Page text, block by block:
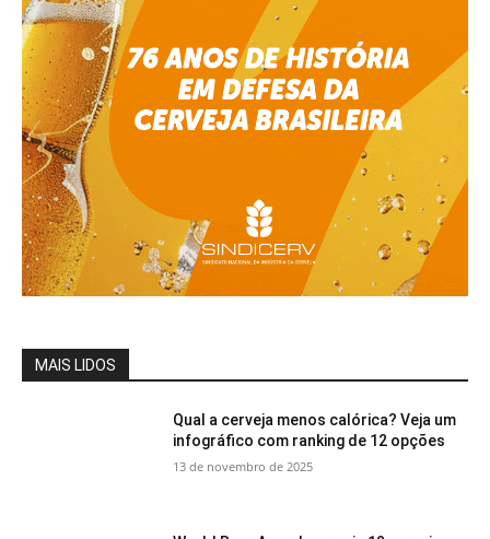
MAIS LIDOS
Qual a cerveja menos calórica? Veja um
infográfico com ranking de 12 opções
13 de novembro de 2025